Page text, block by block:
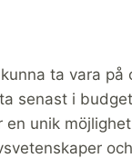
ta vara på
senast i
en unik
och